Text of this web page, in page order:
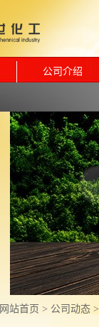
公司介绍
网站首页 > 公司动态 >